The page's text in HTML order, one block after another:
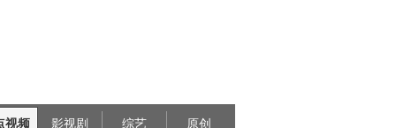
视频 影视剧 综艺 原创